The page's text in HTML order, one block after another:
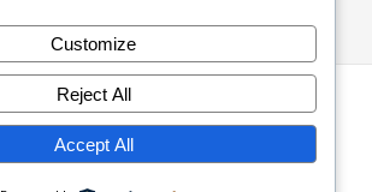
Blog
Bloques Temáticos
Contactos
Customize
Reject All
Accept All